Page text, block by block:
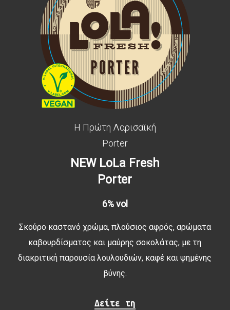
Η Πρώτη Λαρισαϊκή
Porter
NEW LoLa Fresh
Porter
6% vol
Σκούρο καστανό χρώμα, πλούσιος αφρός, αρώματα
καβουρδίσματος και μαύρης σοκολάτας, με τη
διακριτική παρουσία λουλουδιών, καφέ και ψημένης
βύνης.
Δείτε τη